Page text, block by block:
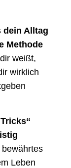
dein Alltag
Methode
weißt,
wirklich
Leben